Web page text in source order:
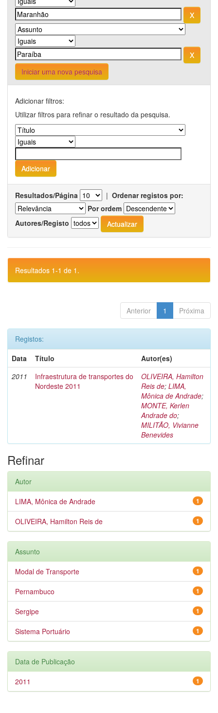
Iniciar uma nova pesquisa
Adicionar filtros:
Utilizar filtros para refinar o resultado da pesquisa.
Resultados/Página | Ordenar registos por:
Por ordem
Autores/Registo
Resultados 1-1 de 1.
Anterior 1 Próxima
Registos:
Data
Título
Autor(es)
2011
Infraestrutura de transportes do
Nordeste 2011
OLIVEIRA, Hamilton
Reis de; LIMA,
Mônica de Andrade;
MONTE, Kerlen
Andrade do;
MILITÃO, Vivianne
Benevides
Refinar
Autor
1
LIMA, Mônica de Andrade
1
OLIVEIRA, Hamilton Reis de
Assunto
1
Modal de Transporte
1
Pernambuco
1
Sergipe
1
Sistema Portuário
Data de Publicação
1
2011